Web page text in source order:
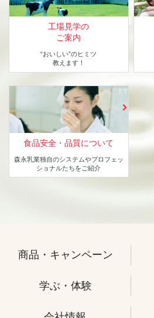
工場見学の
ご案内
“おいしい”のヒミツ
教えます！
食品安全・品質について
森永乳業独自のシステムやプロフェッ
ショナルたちをご紹介
商品・キャンペーン
学ぶ・体験